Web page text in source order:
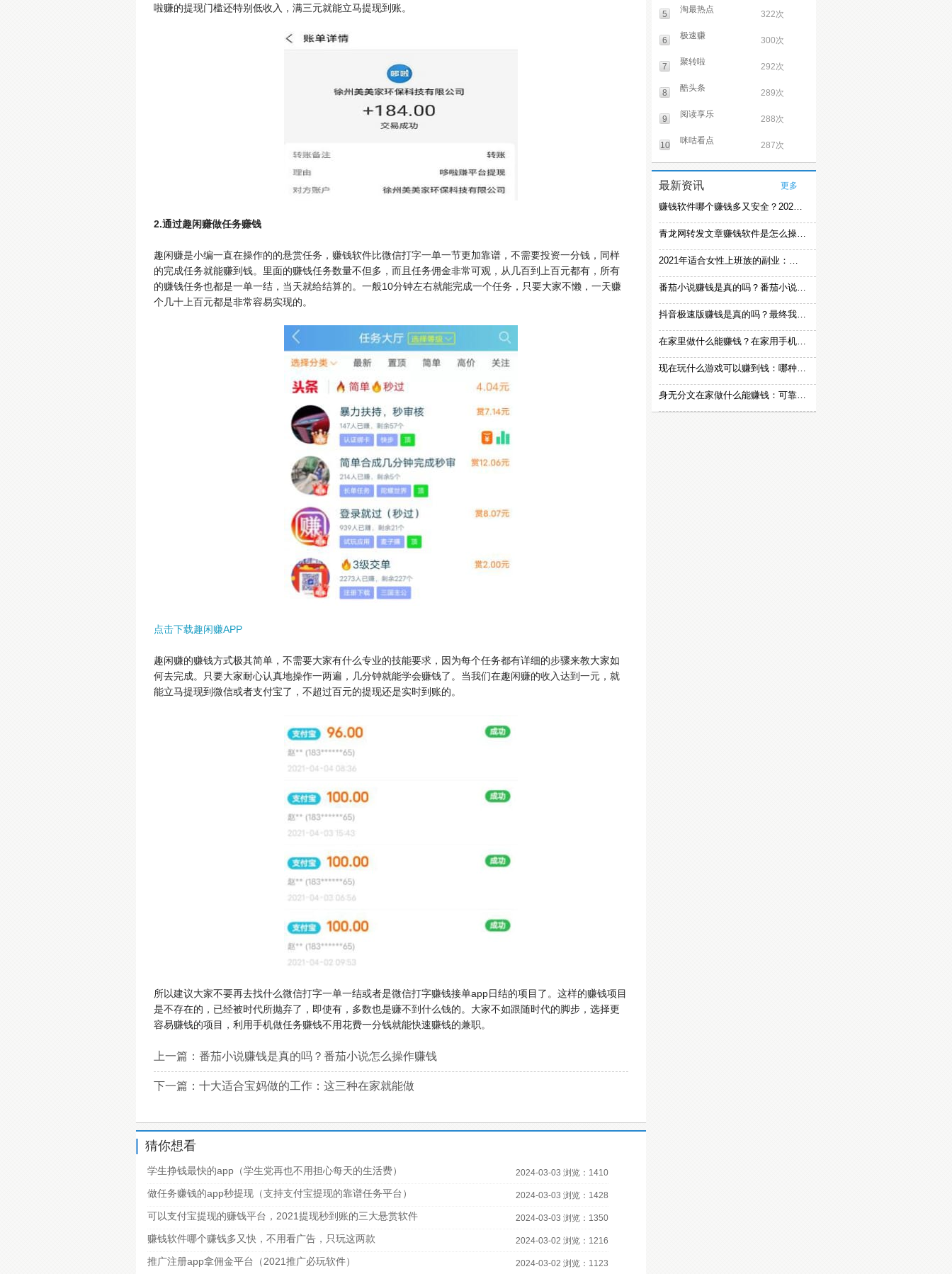
啦赚的提现门槛还特别低收入，满三元就能立马提现到账。
2.通过趣闲赚做任务赚钱
趣闲赚是小编一直在操作的的悬赏任务，赚钱软件比微信打字一单一节更加靠谱，不需要投资一分钱，同样
的完成任务就能赚到钱。里面的赚钱任务数量不但多，而且任务佣金非常可观，从几百到上百元都有，所有
的赚钱任务也都是一单一结，当天就给结算的。一般10分钟左右就能完成一个任务，只要大家不懒，一天赚
个几十上百元都是非常容易实现的。
点击下载趣闲赚APP
趣闲赚的赚钱方式极其简单，不需要大家有什么专业的技能要求，因为每个任务都有详细的步骤来教大家如
何去完成。只要大家耐心认真地操作一两遍，几分钟就能学会赚钱了。当我们在趣闲赚的收入达到一元，就
能立马提现到微信或者支付宝了，不超过百元的提现还是实时到账的。
所以建议大家不要再去找什么微信打字一单一结或者是微信打字赚钱接单app日结的项目了。这样的赚钱项目
是不存在的，已经被时代所抛弃了，即使有，多数也是赚不到什么钱的。大家不如跟随时代的脚步，选择更
容易赚钱的项目，利用手机做任务赚钱不用花费一分钱就能快速赚钱的兼职。
上一篇： 番茄小说赚钱是真的吗？番茄小说怎么操作赚钱
下一篇： 十大适合宝妈做的工作：这三种在家就能做
猜你想看
学生挣钱最快的app（学生党再也不用担心每天的生活费） 2024-03-03 浏览：1410
做任务赚钱的app秒提现（支持支付宝提现的靠谱任务平台） 2024-03-03 浏览：1428
可以支付宝提现的赚钱平台，2021提现秒到账的三大悬赏软件 2024-03-03 浏览：1350
赚钱软件哪个赚钱多又快，不用看广告，只玩这两款 2024-03-02 浏览：1216
推广注册app拿佣金平台（2021推广必玩软件） 2024-03-02 浏览：1123
5 淘最热点 322次
6 极速赚 300次
7 聚转啦 292次
8 酷头条 289次
9 阅读享乐 288次
10 咪咕看点 287次
最新资讯 更多
赚钱软件哪个赚钱多又安全？2021精选赚钱软件
青龙网转发文章赚钱软件是怎么操作的？
2021年适合女性上班族的副业：女生在家赚钱兼职推荐
番茄小说赚钱是真的吗？番茄小说怎么操作赚钱
抖音极速版赚钱是真的吗？最终我还是放弃刷视频赚钱
在家里做什么能赚钱？在家用手机赚钱的方法
现在玩什么游戏可以赚到钱：哪种游戏赚钱比较快？
身无分文在家做什么能赚钱：可靠的在家赚钱方法